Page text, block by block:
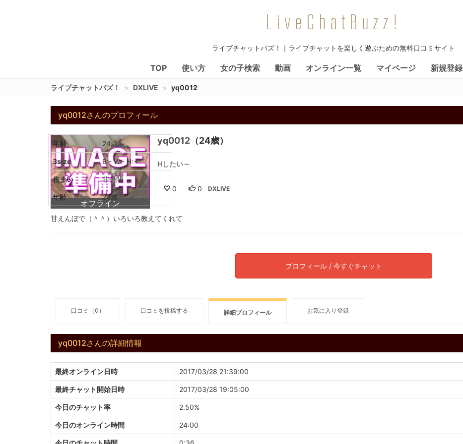
LiveChatBuzz!
ライブチャットバズ！｜ライブチャットを楽しく遊ぶための無料口コミサイト
TOP 使い方 女の子検索 動画 オンライン一覧 マイページ 新規登録
ライブチャットバズ！ DXLIVE yq0012
yq0012さんのプロフィール
オフライン
yq0012 （24歳）
Hしたい～
0 0 DXLIVE
年齢 24歳
3size B:- W:- H:-
住まい 非公開
年齢 24歳
甘えんぼで（＾＾）いろいろ教えてくれて
プロフィール / 今すぐチャット
口コミ（0） 口コミを投稿する 詳細プロフィール お気に入り登録
yq0012さんの詳細情報
最終オンライン日時 2017/03/28 21:39:00
最終チャット開始日時 2017/03/28 19:05:00
今日のチャット率 2.50%
今日のオンライン時間 24:00